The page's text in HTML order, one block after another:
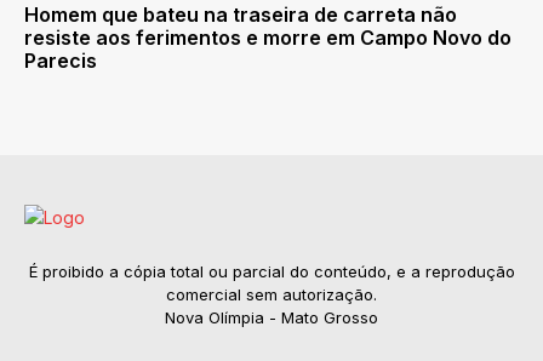
Homem que bateu na traseira de carreta não
resiste aos ferimentos e morre em Campo Novo do
Parecis
É proibido a cópia total ou parcial do conteúdo, e a reprodução
comercial sem autorização.
Nova Olímpia - Mato Grosso